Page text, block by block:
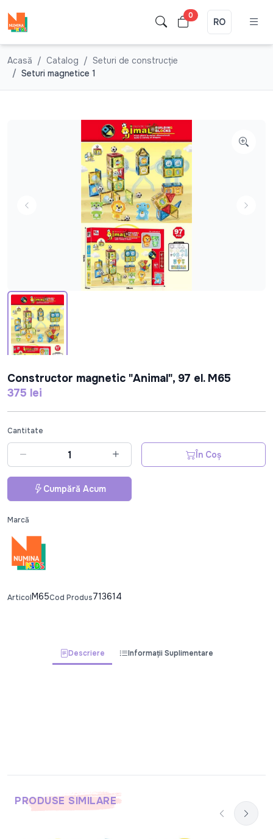
0
RO
Acasă Catalog
Seturi de construcție
Seturi magnetice 1
Constructor magnetic "Animal", 97 el. M65
375 lei
Cantitate
În Coș
Cumpără Acum
Marcă
ArticolM65Cod Produs713614
Descriere Informații Suplimentare
PRODUSE SIMILARE